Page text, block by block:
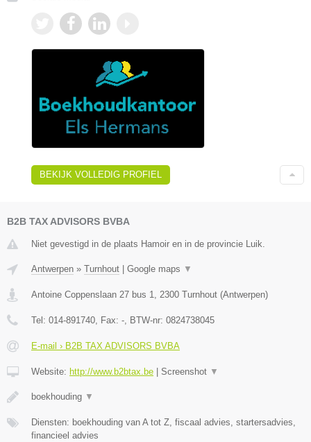
BEKIJK VOLLEDIG PROFIEL
B2B TAX ADVISORS BVBA
Niet gevestigd in de plaats Hamoir en in de provincie Luik.
Antwerpen » Turnhout Google maps ▼
Antoine Coppenslaan 27 bus 1, 2300 Turnhout (Antwerpen)
Tel: 014-891740, Fax: -, BTW-nr: 0824738045
E-mail › B2B TAX ADVISORS BVBA
Website: http://www.b2btax.be Screenshot ▼
boekhouding ▼
Diensten: boekhouding van A tot Z, fiscaal advies, startersadvies,
financieel advies